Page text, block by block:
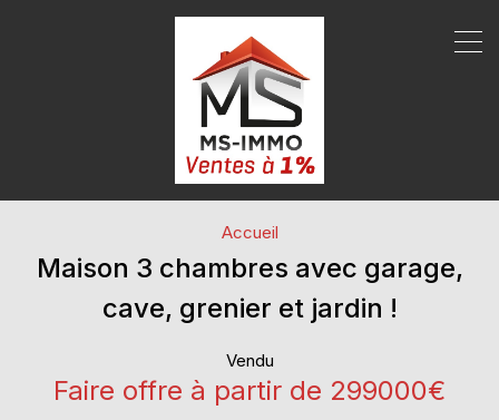
Accueil
Maison 3 chambres avec garage,
cave, grenier et jardin !
Vendu
Faire offre à partir de 299000€